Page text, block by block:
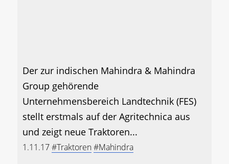
Der zur indischen Mahindra & Mahindra
Group gehörende
Unternehmensbereich Landtechnik (FES)
stellt erstmals auf der Agritechnica aus
und zeigt neue Traktoren...
1.11.17#Traktoren#Mahindra